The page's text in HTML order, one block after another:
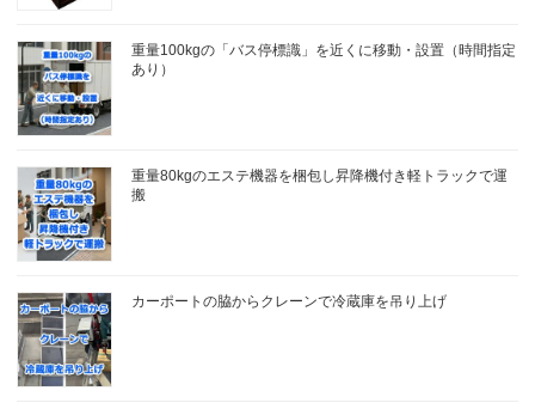
重量100kgの「バス停標識」を近くに移動・設置（時間指定
あり）
重量80kgのエステ機器を梱包し昇降機付き軽トラックで運
搬
カーポートの脇からクレーンで冷蔵庫を吊り上げ